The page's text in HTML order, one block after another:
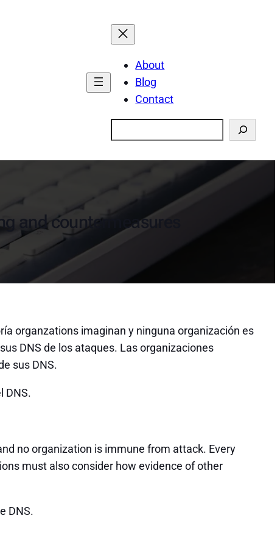
About
Blog
Contact
and countermeasures
organzations imaginan y ninguna organización es
DNS de los ataques. Las organizaciones
sus DNS.
DNS.
no organization is immune from attack. Every
must also consider how evidence of other
DNS.